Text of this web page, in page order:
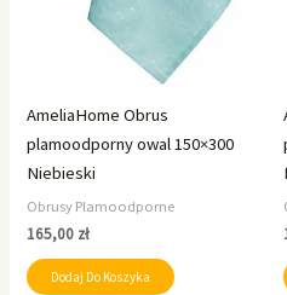
AmeliaHome Obrus
plamoodporny owal 150×300
Niebieski
Obrusy Plamoodporne
165,00 zł
Dodaj Do Koszyka